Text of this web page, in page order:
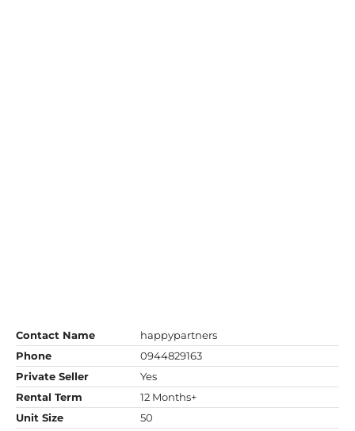
Contact Name
happypartners
Phone
0944829163
Private Seller
Yes
Rental Term
12 Months+
Unit Size
50